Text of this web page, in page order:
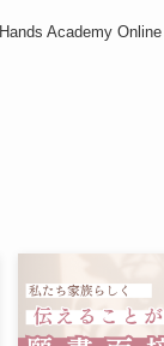
Academy Online